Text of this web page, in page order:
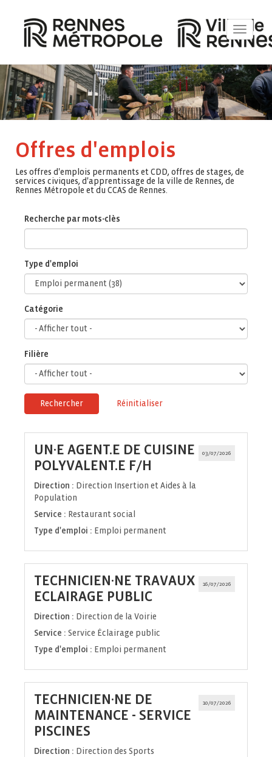
Toggle
Offres d'emplois
Les offres d'emplois permanents et CDD, offres de stages, de
services civiques, d'apprentissage de la ville de Rennes, de
Rennes Métropole et du CCAS de Rennes.
Recherche par mots-clès
Type d'emploi
Catégorie
Filière
Rechercher Réinitialiser
03/07/2026
UN·E AGENT.E DE CUISINE
POLYVALENT.E F/H
fenêtre)
Direction : Direction Insertion et Aides à la
Population
Service : Restaurant social
Type d'emploi : Emploi permanent
16/07/2026
TECHNICIEN·NE TRAVAUX
ECLAIRAGE PUBLIC(Nouvelle
fenêtre)
Direction : Direction de la Voirie
Service : Service Éclairage public
Type d'emploi : Emploi permanent
10/07/2026
TECHNICIEN·NE DE
MAINTENANCE - SERVICE
PISCINES
fenêtre)
Direction : Direction des Sports